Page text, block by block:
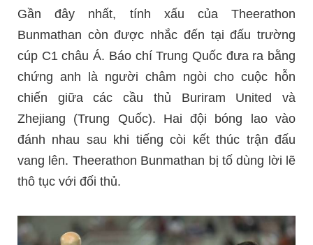
Gần đây nhất, tính xấu của Theerathon
Bunmathan còn được nhắc đến tại đấu trường
cúp C1 châu Á. Báo chí Trung Quốc đưa ra bằng
chứng anh là người châm ngòi cho cuộc hỗn
chiến giữa các cầu thủ Buriram United và
Zhejiang (Trung Quốc). Hai đội bóng lao vào
đánh nhau sau khi tiếng còi kết thúc trận đấu
vang lên. Theerathon Bunmathan bị tố dùng lời lẽ
thô tục với đối thủ.